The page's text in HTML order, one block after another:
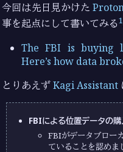
今回は先日見かけた
事を起点にして書いてみる1
The FBI is buying
Here’s how data
とりあえずKagi Assistant
FBIによる位置データの購
FBIがデータブロー
ていることを認めま